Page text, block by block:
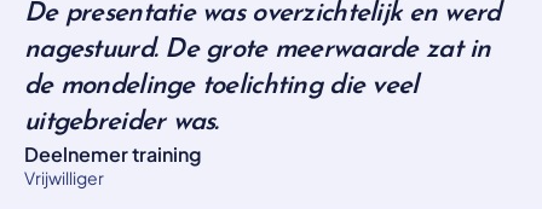
De presentatie was overzichtelijk en werd
nagestuurd. De grote meerwaarde zat in
de mondelinge toelichting die veel
uitgebreider was.
Deelnemer training
Vrijwilliger